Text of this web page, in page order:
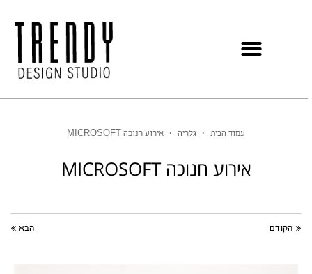
עמוד הבית גלריה אירוע חנוכה MICROSOFT
אירוע חנוכה MICROSOFT
« הקודם הבא »